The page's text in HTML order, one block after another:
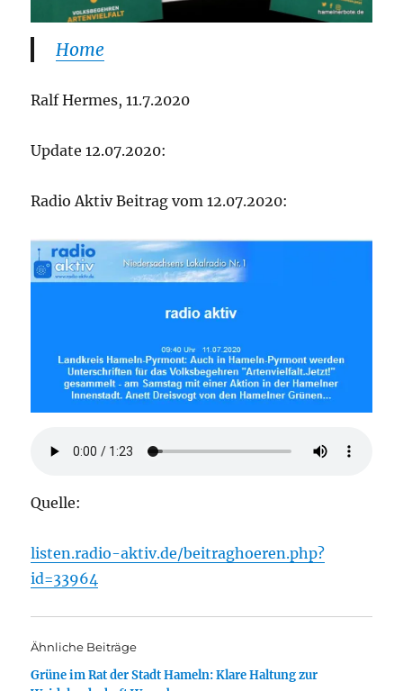
Home
Ralf Hermes, 11.7.2020
Update 12.07.2020:
Radio Aktiv Beitrag vom 12.07.2020:
Quelle:
listen.radio-aktiv.de/beitraghoeren.php?
id=33964
Ähnliche Beiträge
Grüne im Rat der Stadt Hameln: Klare Haltung zur